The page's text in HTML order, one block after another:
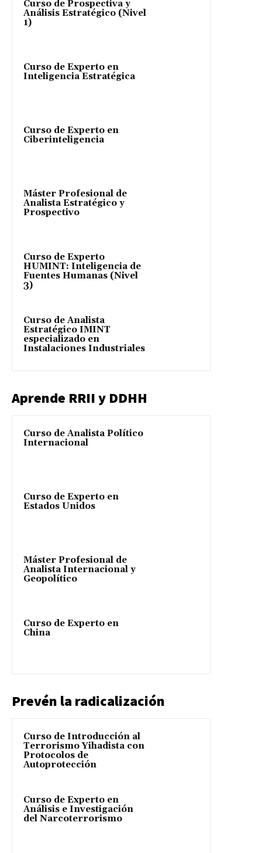
Curso de Prospectiva y
Análisis Estratégico (Nivel
1)
Curso de Experto en
Inteligencia Estratégica
Curso de Experto en
Ciberinteligencia
Máster Profesional de
Analista Estratégico y
Prospectivo
Curso de Experto
HUMINT: Inteligencia de
Fuentes Humanas (Nivel
3)
Curso de Analista
Estratégico IMINT
especializado en
Instalaciones Industriales
Aprende RRII y DDHH
Curso de Analista Político
Internacional
Curso de Experto en
Estados Unidos
Máster Profesional de
Analista Internacional y
Geopolítico
Curso de Experto en
China
Prevén la radicalización
Curso de Introducción al
Terrorismo Yihadista con
Protocolos de
Autoprotección
Curso de Experto en
Análisis e Investigación
del Narcoterrorismo